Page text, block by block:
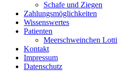
Schafe und Ziegen
Zahlungsmöglichkeiten
Wissenswertes
Patienten
Meerschweinchen Lotti
Kontakt
Impressum
Datenschutz